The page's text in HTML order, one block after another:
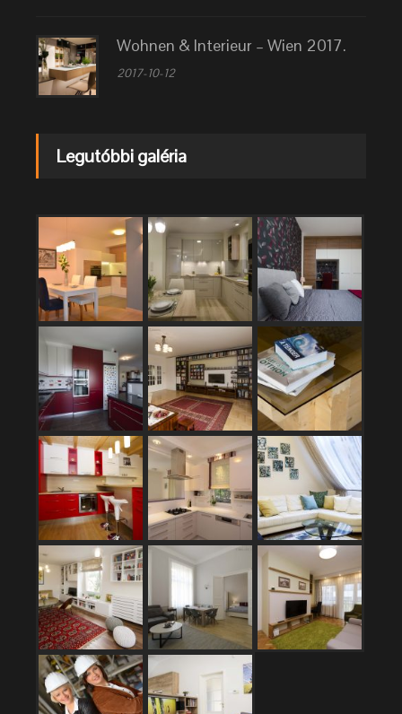
Wohnen & Interieur – Wien 2017.
2017-10-12
Legutóbbi galéria